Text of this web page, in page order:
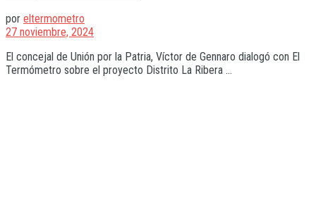
por eltermometro
27 noviembre, 2024
El concejal de Unión por la Patria, Víctor de Gennaro dialogó con El
Termómetro sobre el proyecto Distrito La Ribera ...